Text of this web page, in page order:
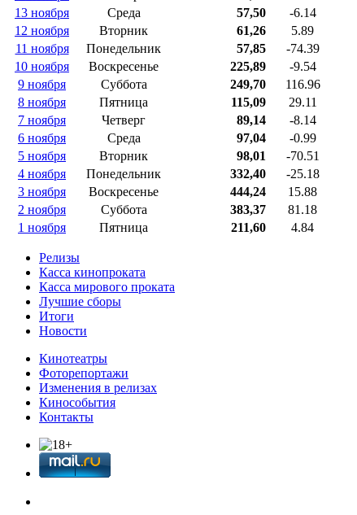
13 ноября
Среда 57,50 -6.14
12 ноября
Вторник 61,26 5.89
11 ноября
Понедельник 57,85 -74.39
10 ноября
Воскресенье 225,89 -9.54
9 ноября
Суббота 249,70 116.96
8 ноября
Пятница 115,09 29.11
7 ноября
Четверг 89,14 -8.14
6 ноября
Среда 97,04 -0.99
5 ноября
Вторник 98,01 -70.51
4 ноября
Понедельник 332,40 -25.18
3 ноября
Воскресенье 444,24 15.88
2 ноября
Суббота 383,37 81.18
1 ноября
Пятница 211,60 4.84
Релизы
Касса кинопроката
Касса мирового проката
Лучшие сборы
Итоги
Новости
Кинотеатры
Фоторепортажи
Изменения в релизах
Кинособытия
Контакты